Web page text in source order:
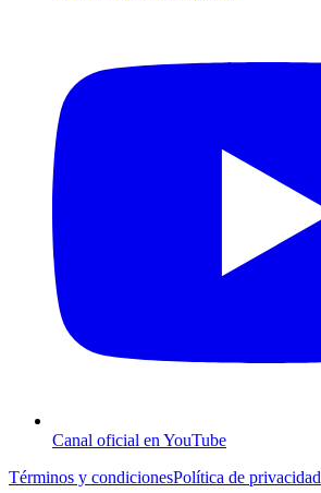
Canal oficial en YouTube
Términos y condicionesPolítica de privacidad